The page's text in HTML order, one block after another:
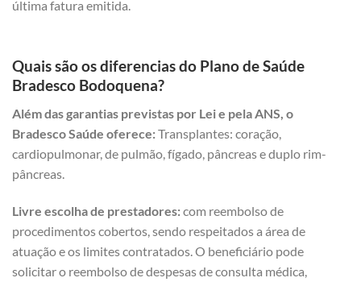
última fatura emitida.
Quais são os diferencias do Plano de Saúde
Bradesco Bodoquena?
Além das garantias previstas por Lei e pela ANS, o
Bradesco Saúde oferece:Transplantes: coração,
cardiopulmonar, de pulmão, fígado, pâncreas e duplo rim-
pâncreas.
Livre escolha de prestadores:com reembolso de
procedimentos cobertos, sendo respeitados a área de
atuação e os limites contratados. O beneficiário pode
solicitar o reembolso de despesas de consulta médica,